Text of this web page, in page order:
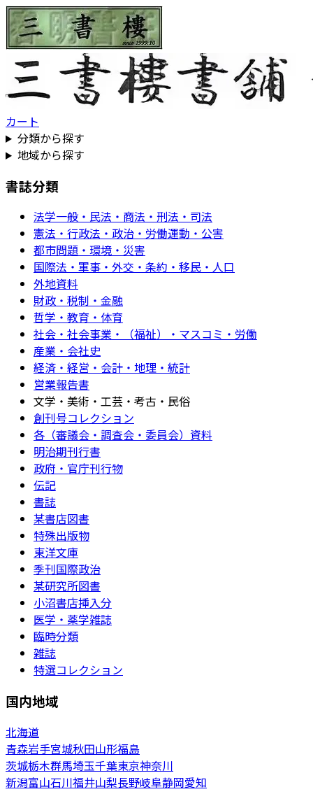
カート
分類から探す
地域から探す
書誌分類
法学一般・民法・商法・刑法・司法
憲法・行政法・政治・労働運動・公害
都市問題・環境・災害
国際法・軍事・外交・条約・移民・人口
外地資料
財政・税制・金融
哲学・教育・体育
社会・社会事業・（福祉）・マスコミ・労働
産業・会社史
経済・経営・会計・地理・統計
営業報告書
文学・美術・工芸・考古・民俗
創刊号コレクション
各（審議会・調査会・委員会）資料
明治期刊行書
政府・官庁刊行物
伝記
書誌
某書店図書
特殊出版物
東洋文庫
季刊国際政治
某研究所図書
小沼書店挿入分
医学・薬学雑誌
臨時分類
雑誌
特選コレクション
国内地域
北海道
青森岩手宮城秋田山形福島
茨城栃木群馬埼玉千葉東京神奈川
新潟富山石川福井山梨長野岐阜静岡愛知